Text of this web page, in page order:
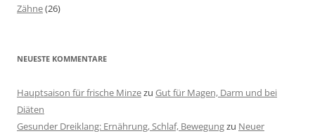
Zähne(26)
NEUESTE KOMMENTARE
Hauptsaison für frische Minzezu Gut für Magen, Darm und bei
Diäten
Gesunder Dreiklang: Ernährung, Schlaf, Bewegungzu Neuer